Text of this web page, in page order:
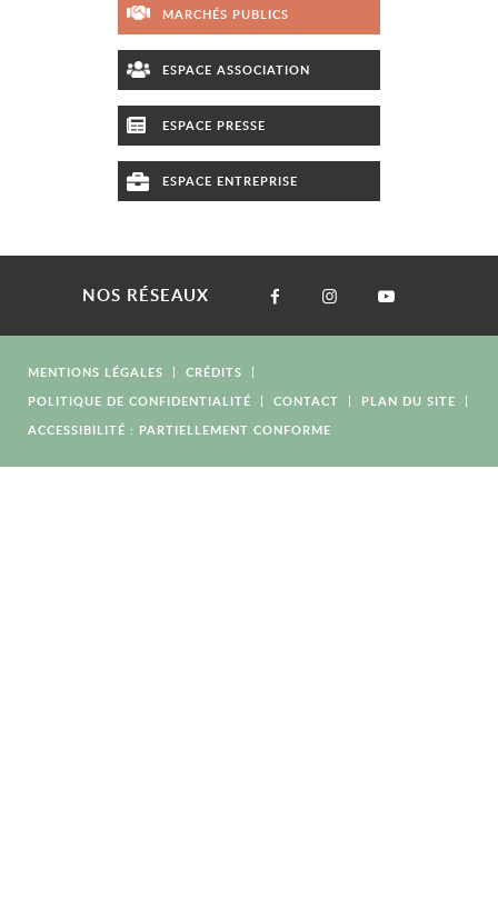
MARCHÉS PUBLICS
ESPACE ASSOCIATION
ESPACE PRESSE
ESPACE ENTREPRISE
NOS RÉSEAUX
MENTIONS LÉGALES
CRÉDITS
POLITIQUE DE CONFIDENTIALITÉ
CONTACT
PLAN DU SITE
ACCESSIBILITÉ : PARTIELLEMENT CONFORME